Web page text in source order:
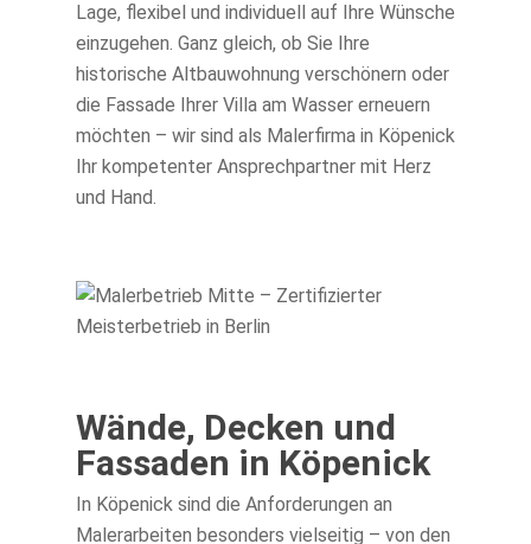
Lage, flexibel und individuell auf Ihre Wünsche
einzugehen. Ganz gleich, ob Sie Ihre
historische Altbauwohnung verschönern oder
die Fassade Ihrer Villa am Wasser erneuern
möchten – wir sind als Malerfirma in Köpenick
Ihr kompetenter Ansprechpartner mit Herz
und Hand.
Wände, Decken und
Fassaden in Köpenick
In Köpenick sind die Anforderungen an
Malerarbeiten besonders vielseitig – von den